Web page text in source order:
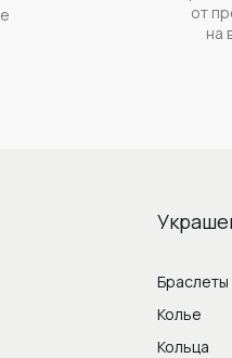
от
на
Браслеты
Колье
Кольца